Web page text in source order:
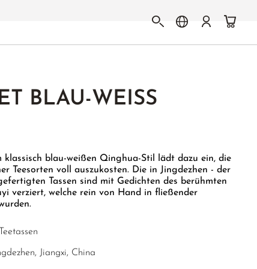
BLAU-WEISS
klassisch blau-weißen Qinghua-Stil lädt dazu ein, die
Teesorten voll auszukosten. Die in Jingdezhen - der
Tassen sind mit Gedichten des berühmten
verziert, welche rein von Hand in fließender
Jiangxi, China